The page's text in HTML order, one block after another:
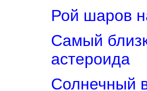
Рой шаров
Самый
астероида
Солнечный